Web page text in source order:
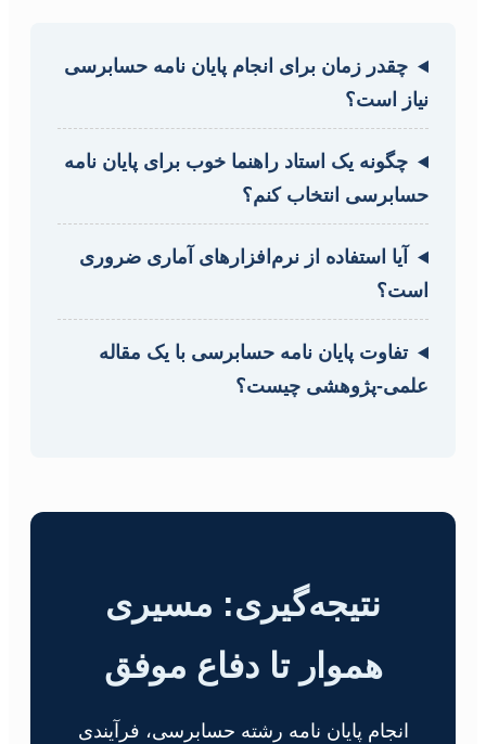
چقدر زمان برای انجام پایان نامه حسابرسی
نیاز است؟
چگونه یک استاد راهنما خوب برای پایان نامه
حسابرسی انتخاب کنم؟
آیا استفاده از نرم‌افزارهای آماری ضروری
است؟
تفاوت پایان نامه حسابرسی با یک مقاله
علمی-پژوهشی چیست؟
نتیجه‌گیری: مسیری
هموار تا دفاع موفق
انجام پایان نامه رشته حسابرسی، فرآیندی